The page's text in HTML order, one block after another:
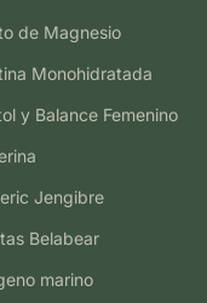
de Magnesio
Monohidratada
y Balance Femenino
Jengibre
Belabear
marino